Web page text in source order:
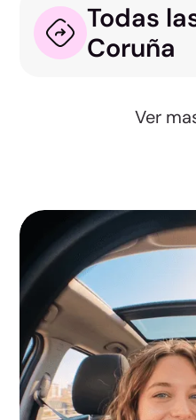
Todas
Coruña
Ver